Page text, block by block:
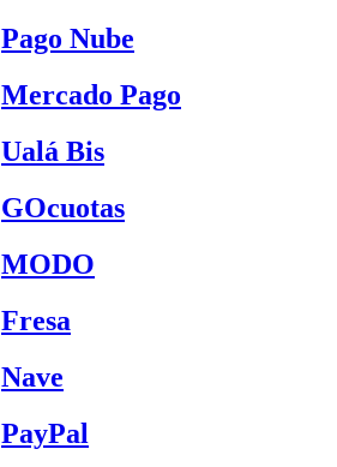
Pago Nube
Mercado Pago
Ualá Bis
GOcuotas
MODO
Fresa
Nave
PayPal